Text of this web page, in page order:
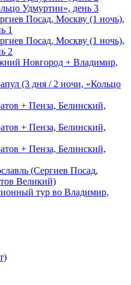
Удмуртии», день 3
Посад, Москву (1 ночь),
1
Посад, Москву (1 ночь),
2
Новгород + Владимир,
(3 дня / 2 ночи, «Кольцо
+ Пенза, Белинский,
+ Пенза, Белинский,
+ Пенза, Белинский,
(Сергиев Посад,
Великий)
тур во Владимир,